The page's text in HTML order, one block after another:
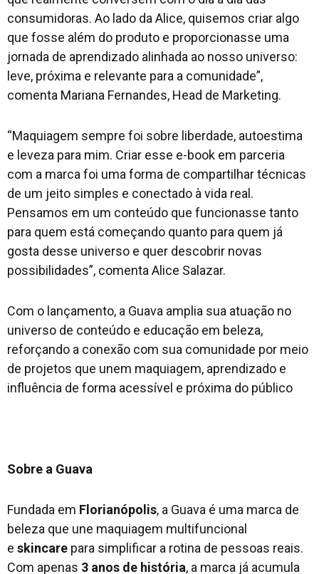
consumidoras. Ao lado da Alice, quisemos criar algo
que fosse além do produto e proporcionasse uma
jornada de aprendizado alinhada ao nosso universo:
leve, próxima e relevante para a comunidade”,
comenta Mariana Fernandes, Head de Marketing.
“Maquiagem sempre foi sobre liberdade, autoestima
e leveza para mim. Criar esse e-book em parceria
com a marca foi uma forma de compartilhar técnicas
de um jeito simples e conectado à vida real.
Pensamos em um conteúdo que funcionasse tanto
para quem está começando quanto para quem já
gosta desse universo e quer descobrir novas
possibilidades”, comenta Alice Salazar.
Com o lançamento, a Guava amplia sua atuação no
universo de conteúdo e educação em beleza,
reforçando a conexão com sua comunidade por meio
de projetos que unem maquiagem, aprendizado e
influência de forma acessível e próxima do público
Sobre a Guava
Fundada em Florianópolis, a Guava é uma marca de
beleza que une maquiagem multifuncional
e skincare para simplificar a rotina de pessoas reais.
Com apenas 3 anos de história, a marca já acumula